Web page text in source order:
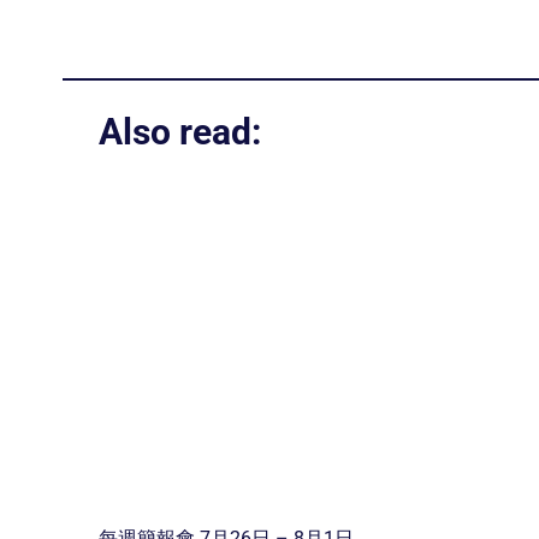
Also read: